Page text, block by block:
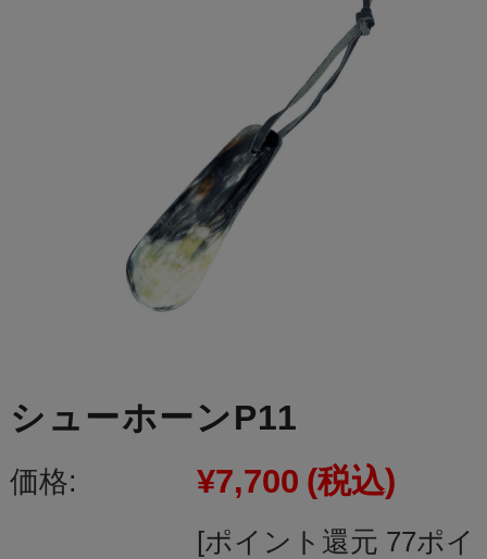
シューホーンP11
価格: ¥7,700 (税込)
[ポイント還元 77ポイ